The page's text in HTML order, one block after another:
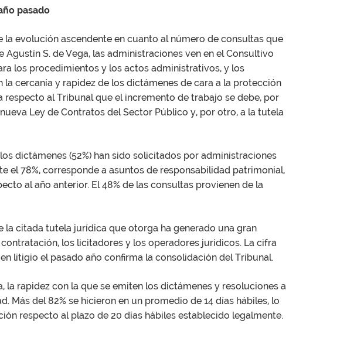
pasado
la evolución ascendente en cuanto al número de consultas que
Agustín S. de Vega, las administraciones ven en el Consultivo
los procedimientos y los actos administrativos, y los
cercanía y rapidez de los dictámenes de cara a la protección
respecto al Tribunal que el incremento de trabajo se debe, por
Ley de Contratos del Sector Público y, por otro, a la tutela
dictámenes (52%) han sido solicitados por administraciones
el 78%, corresponde a asuntos de responsabilidad patrimonial,
al año anterior. El 48% de las consultas provienen de la
la citada tutela jurídica que otorga ha generado una gran
los licitadores y los operadores jurídicos. La cifra
litigio el pasado año confirma la consolidación del Tribunal.
la rapidez con la que se emiten los dictámenes y resoluciones a
Más del 82% se hicieron en un promedio de 14 días hábiles, lo
respecto al plazo de 20 días hábiles establecido legalmente.